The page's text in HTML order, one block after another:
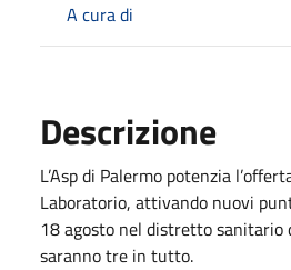
A cura di
Descrizione
L’Asp di Palermo potenzia
Laboratorio, attivando nuovi
18 agosto nel distretto sanitario
saranno tre in tutto.